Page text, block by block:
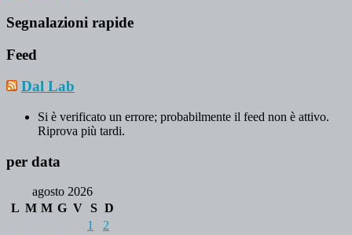
Segnalazioni rapide
Feed
Dal Lab
Si è verificato un errore; probabilmente il feed non è attivo.
Riprova più tardi.
per data
agosto 2026
L M M G V S D
1
2